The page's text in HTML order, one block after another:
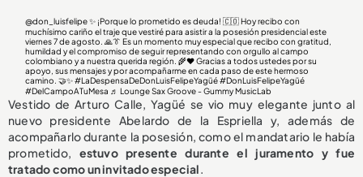
@don_luisfelipe✨ ¡Porque lo prometido es deuda! 🇨🇴 Hoy recibo con
muchísimo cariño el traje que vestiré para asistir a la posesión presidencial este
viernes 7 de agosto. 🙏👔 Es un momento muy especial que recibo con gratitud,
humildad y el compromiso de seguir representando con orgullo al campo
colombiano y a nuestra querida región. 🌾❤️ Gracias a todos ustedes por su
apoyo, sus mensajes y por acompañarme en cada paso de este hermoso
camino. 🤝✨#LaDespensaDeDonLuisFelipeYagüé #DonLuisFelipeYagüé
#DelCampoATuMesa ♬ Lounge Sax Groove - Gummy MusicLab
Vestido de Arturo Calle, Yagüé se vio muy elegante junto al
nuevo presidente Abelardo de la Espriella y, además de
acompañarlo durante la posesión, como el mandatario le había
prometido, estuvo presente durante el juramento y fue
tratado como un invitado especial.